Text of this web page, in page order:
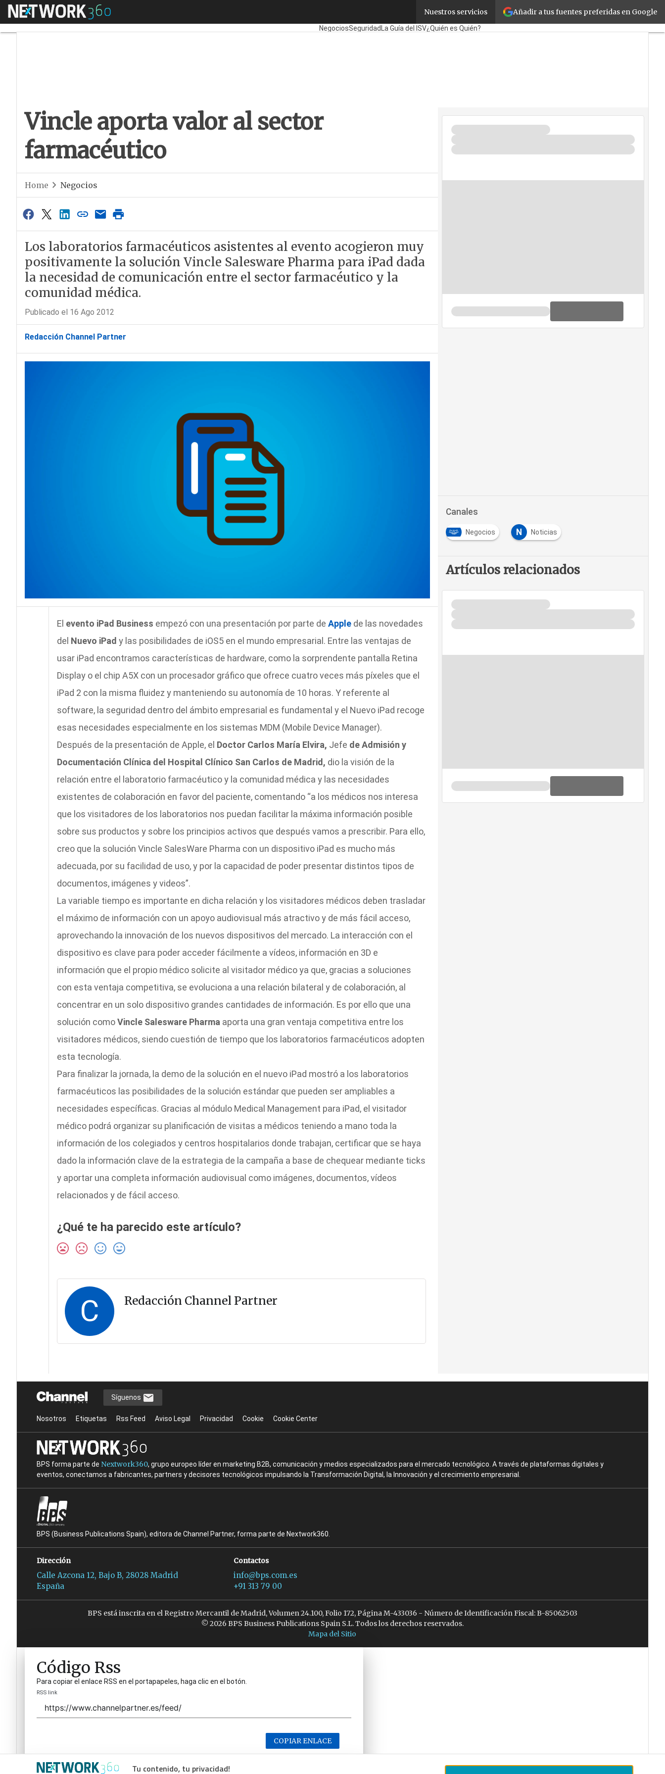
Añadir a tus fuentes preferidas en Google
Nuestros servicios
Menú TicPymesCorporateRetailCloud
Movilidad
NegociosSeguridad La Guía del ISV¿Quién es Quién?
Vincle aporta valor al sector
farmacéutico
Home Negocios
Los laboratorios farmacéuticos asistentes al evento acogieron muy
positivamente la solución Vincle Salesware Pharma para iPad dada
la necesidad de comunicación entre el sector farmacéutico y la
comunidad médica.
Publicado el 16 Ago 2012
Redacción Channel Partner
El evento iPad Business empezó con una presentación por parte de Applede las novedades
del Nuevo iPad y las posibilidades de iOS5 en el mundo empresarial. Entre las ventajas de
usar iPad encontramos características de hardware, como la sorprendente pantalla Retina
Display o el chip A5X con un procesador gráfico que ofrece cuatro veces más píxeles que el
iPad 2 con la misma fluidez y manteniendo su autonomía de 10 horas. Y referente al
software, la seguridad dentro del ámbito empresarial es fundamental y el Nuevo iPad recoge
esas necesidades especialmente en los sistemas MDM (Mobile Device Manager).
Después de la presentación de Apple, el Doctor Carlos María Elvira, Jefe de Admisión y
Documentación Clínica del Hospital Clínico San Carlos de Madrid, dio la visión de la
relación entre el laboratorio farmacéutico y la comunidad médica y las necesidades
existentes de colaboración en favor del paciente, comentando “a los médicos nos interesa
que los visitadores de los laboratorios nos puedan facilitar la máxima información posible
sobre sus productos y sobre los principios activos que después vamos a prescribir. Para ello,
creo que la solución Vincle SalesWare Pharma con un dispositivo iPad es mucho más
adecuada, por su facilidad de uso, y por la capacidad de poder presentar distintos tipos de
documentos, imágenes y videos”.
La variable tiempo es importante en dicha relación y los visitadores médicos deben trasladar
el máximo de información con un apoyo audiovisual más atractivo y de más fácil acceso,
aprovechando la innovación de los nuevos dispositivos del mercado. La interacción con el
dispositivo es clave para poder acceder fácilmente a vídeos, información en 3D e
información que el propio médico solicite al visitador médico ya que, gracias a soluciones
con esta ventaja competitiva, se evoluciona a una relación bilateral y de colaboración, al
concentrar en un solo dispositivo grandes cantidades de información. Es por ello que una
solución comoVincle Salesware Pharma aporta una gran ventaja competitiva entre los
visitadores médicos, siendo cuestión de tiempo que los laboratorios farmacéuticos adopten
esta tecnología.
Para finalizar la jornada, la demo de la solución en el nuevo iPad mostró a los laboratorios
farmacéuticos las posibilidades de la solución estándar que pueden ser ampliables a
necesidades específicas. Gracias al módulo Medical Management para iPad, el visitador
médico podrá organizar su planificación de visitas a médicos teniendo a mano toda la
información de los colegiados y centros hospitalarios donde trabajan, certificar que se haya
dado la información clave de la estrategia de la campaña a base de chequear mediante ticks
y aportar una completa información audiovisual como imágenes, documentos, vídeos
relacionados y de fácil acceso.
¿Qué te ha parecido este artículo?
C Redacción Channel Partner
Canales
Negocios N Noticias
Artículos relacionados
Tu contenido, tu privacidad!
Síguenos
Nosotros Etiquetas Rss Feed Aviso Legal Privacidad Cookie Cookie Center
BPS forma parte de Nextwork360, grupo europeo líder en marketing B2B, comunicación y medios especializados para el mercado tecnológico. A través de plataformas digitales y
eventos, conectamos a fabricantes, partners y decisores tecnológicos impulsando la Transformación Digital, la Innovación y el crecimiento empresarial.
BPS (Business Publications Spain), editora de Channel Partner, forma parte de Nextwork360.
Dirección
Calle Azcona 12, Bajo B, 28028 Madrid
España
Contactos
info@bps.com.es
+91 313 79 00
BPS está inscrita en el Registro Mercantil de Madrid, Volumen 24.100, Folio 172, Página M-433036 - Número de Identificación Fiscal: B-85062503
© 2026 BPS Business Publications Spain S.L. Todos los derechos reservados.
Mapa del Sitio
Código Rss
Para copiar el enlace RSS en el portapapeles, haga clic en el botón.
RSS link
COPIAR ENLACE